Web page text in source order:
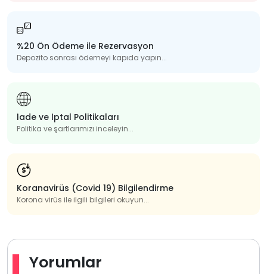
%20 Ön Ödeme ile Rezervasyon
Depozito sonrası ödemeyi kapıda yapın...
İade ve İptal Politikaları
Politika ve şartlarımızı inceleyin...
Koranavirüs (Covid 19) Bilgilendirme
Korona virüs ile ilgili bilgileri okuyun...
Yorumlar